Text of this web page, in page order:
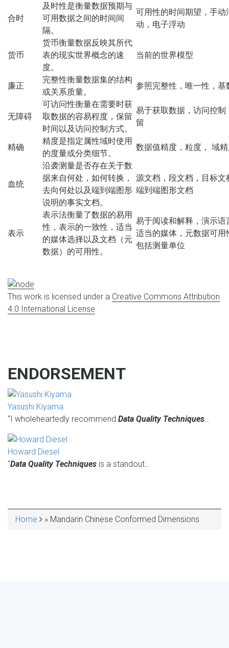
合时
及时性是衡量数据预期与
可用数据之间的时间间
隔。
可用性的时间期望，手动
动，电子浮动
货币
货币衡量数据反映其所代
表的现实世界概念的速
度。
当前的世界模型
廉正
完整性衡量数据集的结构
或关系质量。
参照完整性，唯一性，基
无障碍
可访问性衡量在需要时获
取数据的容易程度，保留
时间以及访问控制方式。
易于获取数据，访问控制
留
精确
精度是指定属性域时使用
的度量或分类细节。
数据值精度，粒度， 域
血统
沿袭测量是否存在关于数
据来自何处，如何转换，
去向何处以及端到端图形
说明的事实文档。
源文档，段文档，目标文
端到端图形文档
表示
表示法衡量了数据的易用
性，表示的一致性，适当
的媒体选择以及文档（元
数据）的可用性。
易于阅读和解释，演示语
适当的媒体，元数据可用
包括测量单位
This work is licensed under a Creative Commons Attribution
4.0 International License
ENDORSEMENT
Yasushi Kiyama
“I wholeheartedly recommend Data Quality Techniques…
Howard Diesel
“Data Quality Techniques is a standout…
Home Mandarin Chinese Conformed Dimensions